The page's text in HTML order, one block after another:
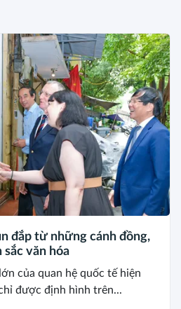
đắp từ những cánh đồng,
văn hóa
của quan hệ quốc tế hiện
được định hình trên...